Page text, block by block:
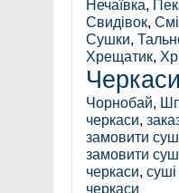
Нечаївка,
Свидівок,
Сушки,
Хрещатик,
Черкаси
Чорнобай,
черкаси,
замовити
замовити
черкаси,
черкаси